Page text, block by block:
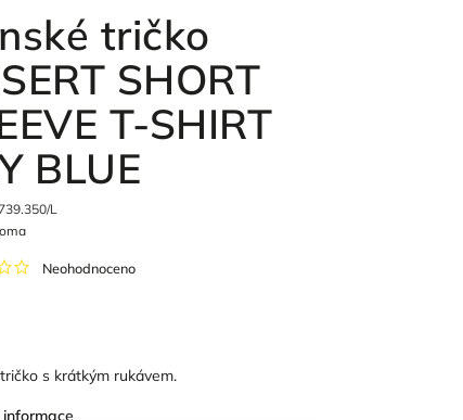
tričko
SHORT
T-SHIRT
BLUE
L
Neohodnoceno
s krátkým rukávem.